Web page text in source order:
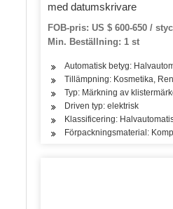
med datumskrivare
FOB-pris: US $ 600-650 /
Min. Beställning: 1 st
Automatisk betyg:
Tillämpning: Kosmetika,
Typ: Märkning av
Driven typ: elektrisk
Klassificering:
Förpackningsmaterial: